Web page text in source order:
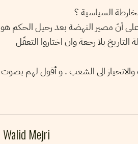
السياسية ؟
أنّ مصير النهضة بعد رحيل الحكم هو
بلا رجعة وان اختاروا التعقّل
والانحياز الى الشعب . و أقول لهم بصوت
Walid Mejri